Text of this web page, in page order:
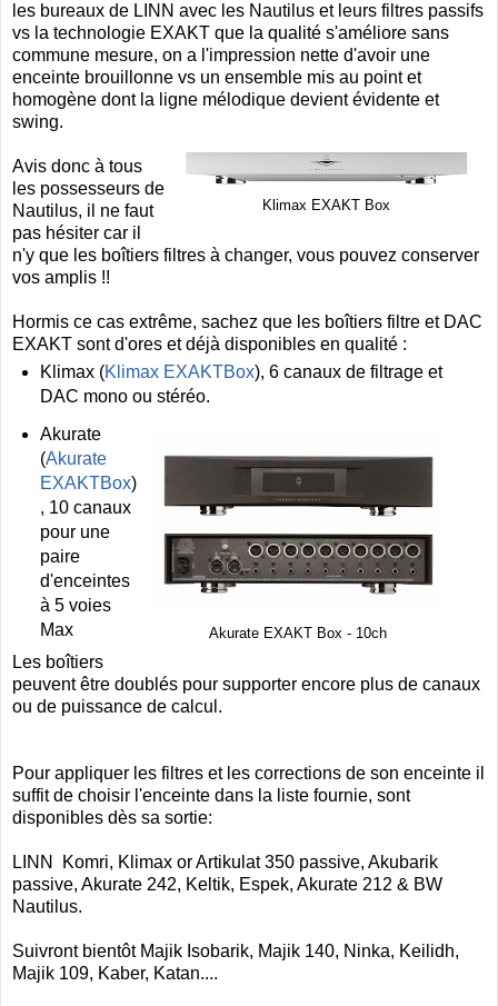
les bureaux de LINN avec les Nautilus et leurs filtres passifs
vs la technologie EXAKT que la qualité s'améliore sans
commune mesure, on a l'impression nette d'avoir une
enceinte brouillonne vs un ensemble mis au point et
homogène dont la ligne mélodique devient évidente et
swing.
Klimax EXAKT Box
Avis donc à tous
les possesseurs de
Nautilus, il ne faut
pas hésiter car il
n'y que les boîtiers filtres à changer, vous pouvez conserver
vos amplis !!
Hormis ce cas extrême, sachez que les boîtiers filtre et DAC
EXAKT sont d'ores et déjà disponibles en qualité :
Klimax (Klimax EXAKTBox), 6 canaux de filtrage et
DAC mono ou stéréo.
Akurate EXAKT Box - 10ch
Akurate
(Akurate
EXAKTBox)
, 10 canaux
pour une
paire
d'enceintes
à 5 voies
Max
Les boîtiers
peuvent être doublés pour supporter encore plus de canaux
ou de puissance de calcul.
Pour appliquer les filtres et les corrections de son enceinte il
suffit de choisir l'enceinte dans la liste fournie, sont
disponibles dès sa sortie:
LINN Komri, Klimax or Artikulat 350 passive, Akubarik
passive, Akurate 242, Keltik, Espek, Akurate 212 & BW
Nautilus.
Suivront bientôt Majik Isobarik, Majik 140, Ninka, Keilidh,
Majik 109, Kaber, Katan....